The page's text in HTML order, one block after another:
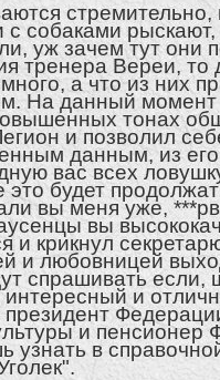
с собаками
уж зачем тут они
тренера Вереи,
а что из них
На данный момент
тонах
и позволил
данным, из
вас всех
это будет
вы меня уже,
вы
и крикнул
и любовницей
спрашивать если,
и
и пенсионер
в